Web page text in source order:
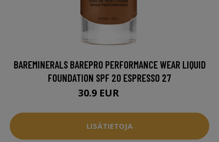
BAREMINERALS BAREPRO PERFORMANCE WEAR LIQUID
FOUNDATION SPF 20 ESPRESSO 27
30.9 EUR
LISÄTIETOJA